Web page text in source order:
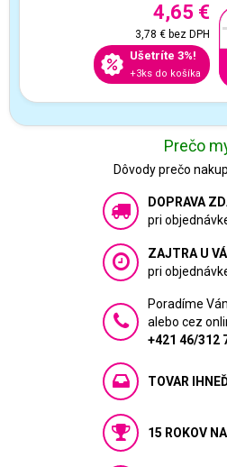
4,65 €
3,78 €bez DPH
Ušetríte 3%!
+3ks do košíka
Prečo
Dôvody prečo
DOPRAVA
pri
ZAJTRA U
pri
Poradíme
alebo cez
+421 46/312
TOVAR
15 ROKOV